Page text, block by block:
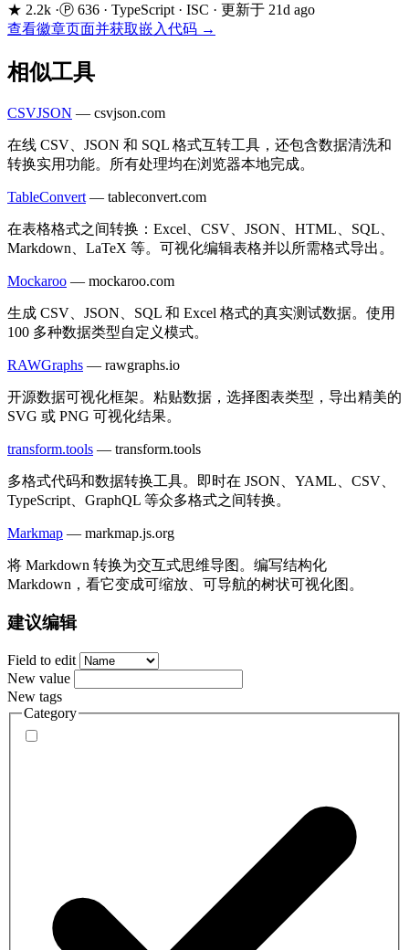
★ 2.2k ·Ⓟ 636 · TypeScript · ISC · 更新于 21d ago
查看徽章页面并获取嵌入代码 →
相似工具
CSVJSON — csvjson.com
在线 CSV、JSON 和 SQL 格式互转工具，还包含数据清洗和
转换实用功能。所有处理均在浏览器本地完成。
TableConvert — tableconvert.com
在表格格式之间转换：Excel、CSV、JSON、HTML、SQL、
Markdown、LaTeX 等。可视化编辑表格并以所需格式导出。
Mockaroo — mockaroo.com
生成 CSV、JSON、SQL 和 Excel 格式的真实测试数据。使用
100 多种数据类型自定义模式。
RAWGraphs — rawgraphs.io
开源数据可视化框架。粘贴数据，选择图表类型，导出精美的
SVG 或 PNG 可视化结果。
transform.tools — transform.tools
多格式代码和数据转换工具。即时在 JSON、YAML、CSV、
TypeScript、GraphQL 等众多格式之间转换。
Markmap — markmap.js.org
将 Markdown 转换为交互式思维导图。编写结构化
Markdown，看它变成可缩放、可导航的树状可视化图。
建议编辑
Field to edit
New value
New tags
Category